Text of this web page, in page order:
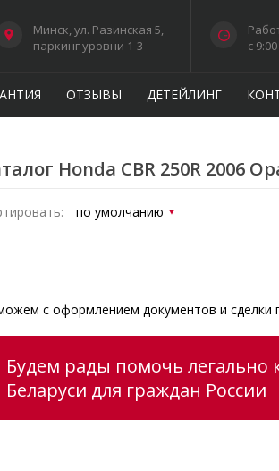
Минск, ул. Разинская 5,
паркинг уровни 1-3
c
ОТЗЫВЫ ДЕТЕЙЛИНГ
Honda CBR 250R 2006
с оформлением документов и сделки
Будем рады помочь легально
Беларуси для граждан России